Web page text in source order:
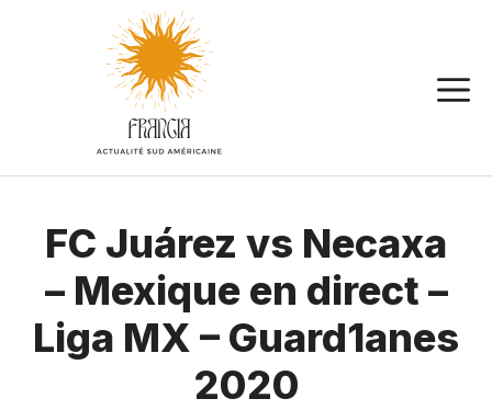
FC Juárez vs Necaxa
– Mexique en direct –
Liga MX – Guard1anes
2020